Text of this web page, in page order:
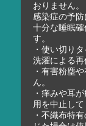
おりません。
感染症の予防
十分な睡眠
す。
・使い切りタ
洗濯による再
・有害粉塵
ん。
・痒みや耳
用を中止して
・不織布特